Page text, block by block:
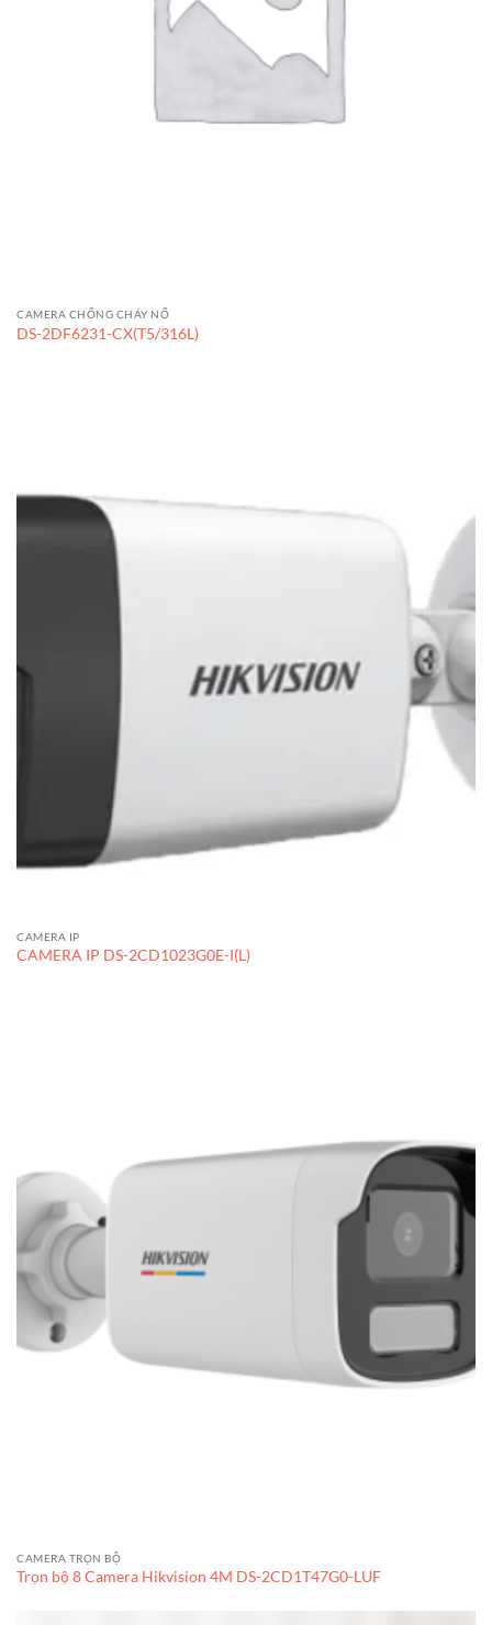
CAMERA CHỐNG CHÁY NỔ
DS-2DF6231-CX(T5/316L)
CAMERA IP
CAMERA IP DS-2CD1023G0E-I(L)
CAMERA TRỌN BỘ
Trọn bộ 8 Camera Hikvision 4M DS-2CD1T47G0-LUF